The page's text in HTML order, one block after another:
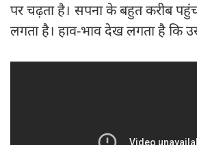
पर चढ़ता है। सपना के बहुत करीब
लगता है। हाव-भाव देख लगता है कि